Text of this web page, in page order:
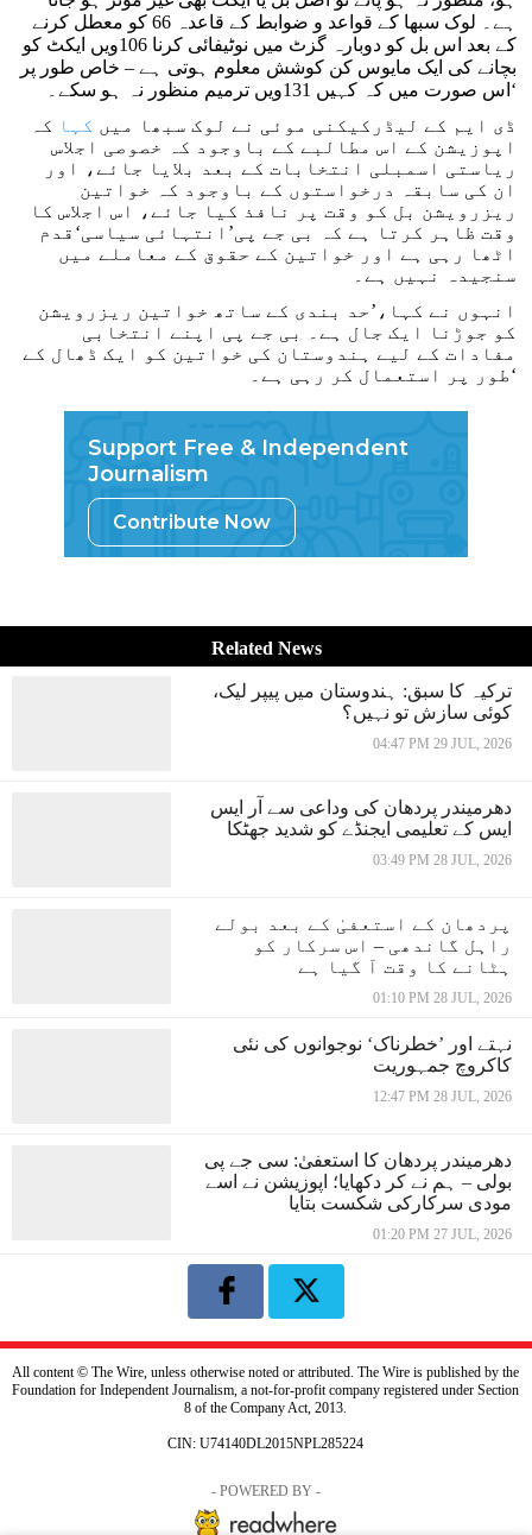
ہے۔ لوک سبھا کے قواعد و ضوابط کے قاعدہ 66 کو معطل کرنے
کے بعد اس بل کو دوبارہ گزٹ میں نوٹیفائی کرنا 106ویں ایکٹ کو
بچانے کی ایک مایوس کن کوشش معلوم ہوتی ہے – خاص طور پر
اس صورت میں کہ کہیں 131ویں ترمیم منظور نہ ہو سکے۔‘
ڈی ایم کے لیڈرکیکنی موئی نے لوک سبھا میں کہا کہ
اپوزیشن کے اس مطالبے کے باوجود کہ خصوصی اجلاس
ریاستی اسمبلی انتخابات کے بعد بلایا جائے، اور
ان کی سابقہ درخواستوں کے باوجود کہ خواتین
ریزرویشن بل کو وقت پر نافذ کیا جائے، اس اجلاس کا
وقت ظاہر کرتا ہے کہ بی جے پی’انتہائی سیاسی‘قدم
اٹھا رہی ہے اور خواتین کے حقوق کے معاملے میں
سنجیدہ نہیں ہے۔
انہوں نے کہا،’حد بندی کے ساتھ خواتین ریزرویشن
کو جوڑنا ایک جال ہے۔ بی جے پی اپنے انتخابی
مفادات کے لیے ہندوستان کی خواتین کو ایک ڈھال کے
طور پر استعمال کر رہی ہے۔‘
Support Free & Independent
Journalism
Contribute Now
Related News
ترکیہ کا سبق: ہندوستان میں پیپر لیک،
کوئی سازش تو نہیں؟
04:47 PM 29 JUL, 2026
دھرمیندر پردھان کی وداعی سے آر ایس
ایس کے تعلیمی ایجنڈے کو شدید جھٹکا
03:49 PM 28 JUL, 2026
پردھان کے استعفیٰ کے بعد بولے
راہل گاندھی – اس سرکار کو
ہٹانے کا وقت آ گیا ہے
01:10 PM 28 JUL, 2026
نہتے اور ’خطرناک‘ نوجوانوں کی نئی
کاکروچ جمہوریت
12:47 PM 28 JUL, 2026
دھرمیندر پردھان کا استعفیٰ: سی جے پی
بولی – ہم نے کر دکھایا؛ اپوزیشن نے اسے
مودی سرکارکی شکست بتایا
01:20 PM 27 JUL, 2026
All content © The Wire, unless otherwise noted or attributed. The Wire is published by the
Foundation for Independent Journalism, a not-for-profit company registered under Section
8 of the Company Act, 2013.
CIN: U74140DL2015NPL285224
- POWERED BY -